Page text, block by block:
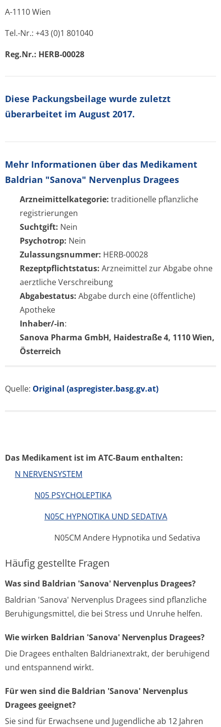
A-1110 Wien
Tel.-Nr.: +43 (0)1 801040
Reg.Nr.: HERB-00028
Diese Packungsbeilage wurde zuletzt
überarbeitet im August 2017.
Mehr Informationen über das Medikament
Baldrian "Sanova" Nervenplus Dragees
Arzneimittelkategorie: traditionelle pflanzliche
registrierungen
Suchtgift: Nein
Psychotrop: Nein
Zulassungsnummer: HERB-00028
Rezeptpflichtstatus: Arzneimittel zur Abgabe ohne
aerztliche Verschreibung
Abgabestatus: Abgabe durch eine (öffentliche)
Apotheke
Inhaber/-in:
Sanova Pharma GmbH, Haidestraße 4, 1110 Wien,
Österreich
Quelle: Original (aspregister.basg.gv.at)
Das Medikament ist im ATC-Baum enthalten:
N NERVENSYSTEM
N05 PSYCHOLEPTIKA
N05C HYPNOTIKA UND SEDATIVA
N05CM Andere Hypnotika und Sedativa
Häufig gestellte Fragen
Was sind Baldrian 'Sanova' Nervenplus Dragees?
Baldrian 'Sanova' Nervenplus Dragees sind pflanzliche
Beruhigungsmittel, die bei Stress und Unruhe helfen.
Wie wirken Baldrian 'Sanova' Nervenplus Dragees?
Die Dragees enthalten Baldrianextrakt, der beruhigend
und entspannend wirkt.
Für wen sind die Baldrian 'Sanova' Nervenplus
Dragees geeignet?
Sie sind für Erwachsene und Jugendliche ab 12 Jahren